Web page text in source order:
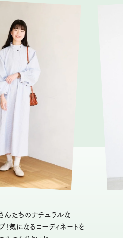
んたちのナチュラルな
気になるコーディネートを